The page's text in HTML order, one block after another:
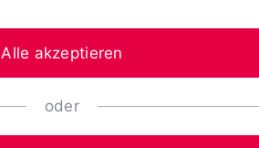
Alle akzeptieren
oder